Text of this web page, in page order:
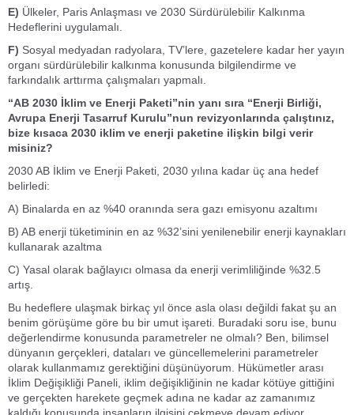
E) Ülkeler, Paris Anlaşması ve 2030 Sürdürülebilir Kalkınma
Hedeflerini uygulamalı.
F) Sosyal medyadan radyolara, TV’lere, gazetelere kadar her yayın
organı sürdürülebilir kalkınma konusunda bilgilendirme ve
farkındalık arttırma çalışmaları yapmalı.
“AB 2030 İklim ve Enerji Paketi”nin yanı sıra “Enerji Birliği,
Avrupa Enerji Tasarruf Kurulu”nun revizyonlarında çalıştınız,
bize kısaca 2030 iklim ve enerji paketine ilişkin bilgi verir
misiniz?
2030 AB İklim ve Enerji Paketi, 2030 yılına kadar üç ana hedef
belirledi:
A) Binalarda en az %40 oranında sera gazı emisyonu azaltımı
B) AB enerji tüketiminin en az %32’sini yenilenebilir enerji kaynakları
kullanarak azaltma
C) Yasal olarak bağlayıcı olmasa da enerji verimliliğinde %32.5
artış.
Bu hedeflere ulaşmak birkaç yıl önce asla olası değildi fakat şu an
benim görüşüme göre bu bir umut işareti. Buradaki soru ise, bunu
değerlendirme konusunda parametreler ne olmalı? Ben, bilimsel
dünyanın gerçekleri, dataları ve güncellemelerini parametreler
olarak kullanmamız gerektiğini düşünüyorum. Hükümetler arası
İklim Değişikliği Paneli, iklim değişikliğinin ne kadar kötüye gittiğini
ve gerçekten harekete geçmek adına ne kadar az zamanımız
kaldığı konusunda insanların ilgisini çekmeye devam ediyor.